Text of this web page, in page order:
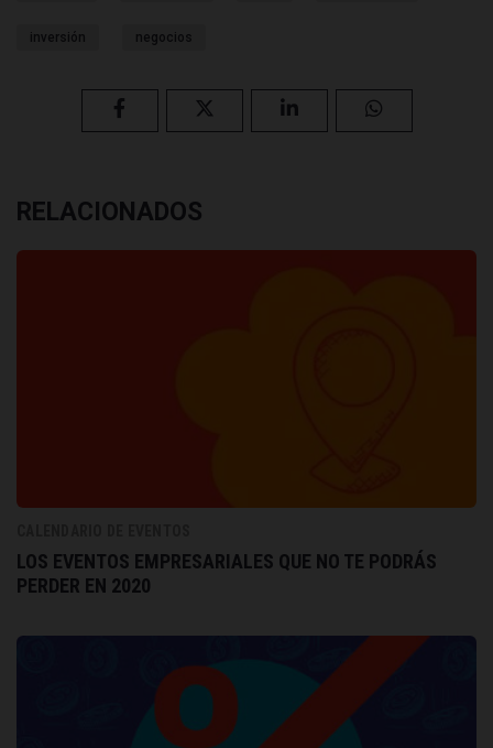
inversión negocios
RELACIONADOS
LOS EVENTOS EMPRESARIALES QUE NO TE PODRÁS
PERDER EN 2020